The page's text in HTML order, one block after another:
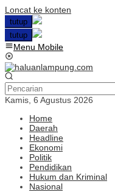
Loncat ke konten
tutup
tutup
Menu Mobile
Kamis, 6 Agustus 2026
Home
Daerah
Headline
Ekonomi
Politik
Pendidikan
Hukum dan Kriminal
Nasional